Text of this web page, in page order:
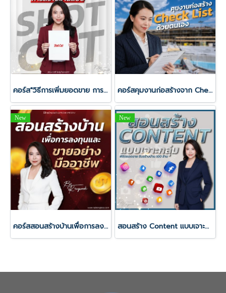
คอร์ส"วิธีการเพิ่มยอดขาย การสร้างบ้านแบบ Shot Cut" คอร์สคุมงานก่อสร้างจาก Check list มาตรฐานงานจริง อย่างเป็นระบบ
New
คอร์สสอนสร้างบ้านเพื่อการลงทุนและขาย อย่างมืออาชีพ
New
สอนสร้าง Content แบบเจาะกลุ่ม พิชิตยอดขายรับสร้างบ้าน 100 ล้าน